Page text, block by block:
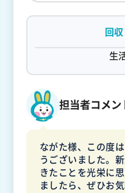
回
生
担当者コメン
ながた様、この度
うございました。
きたことを光栄に
ましたら、ぜひお